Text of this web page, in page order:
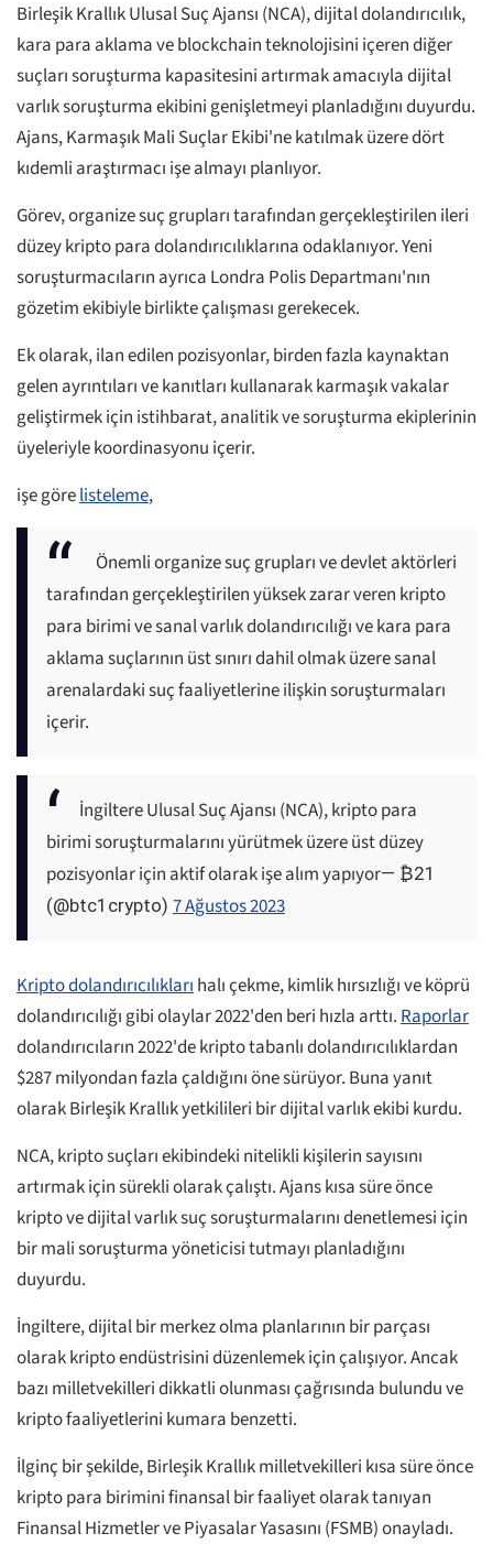
Birleşik Krallık Ulusal Suç Ajansı (NCA), dijital dolandırıcılık,
kara para aklama ve blockchain teknolojisini içeren diğer
suçları soruşturma kapasitesini artırmak amacıyla dijital
varlık soruşturma ekibini genişletmeyi planladığını duyurdu.
Ajans, Karmaşık Mali Suçlar Ekibi'ne katılmak üzere dört
kıdemli araştırmacı işe almayı planlıyor.
Görev, organize suç grupları tarafından gerçekleştirilen ileri
düzey kripto para dolandırıcılıklarına odaklanıyor. Yeni
soruşturmacıların ayrıca Londra Polis Departmanı'nın
gözetim ekibiyle birlikte çalışması gerekecek.
Ek olarak, ilan edilen pozisyonlar, birden fazla kaynaktan
gelen ayrıntıları ve kanıtları kullanarak karmaşık vakalar
geliştirmek için istihbarat, analitik ve soruşturma ekiplerinin
üyeleriyle koordinasyonu içerir.
işe görelisteleme,
Önemli organize suç grupları ve devlet aktörleri
tarafından gerçekleştirilen yüksek zarar veren kripto
para birimi ve sanal varlık dolandırıcılığı ve kara para
aklama suçlarının üst sınırı dahil olmak üzere sanal
arenalardaki suç faaliyetlerine ilişkin soruşturmaları
içerir.
İngiltere Ulusal Suç Ajansı (NCA), kripto para
birimi soruşturmalarını yürütmek üzere üst düzey
pozisyonlar için aktif olarak işe alım yapıyor— ₿21
(@btc1crypto) 7 Ağustos 2023
Kripto dolandırıcılıklarıhalı çekme, kimlik hırsızlığı ve köprü
dolandırıcılığı gibi olaylar 2022'den beri hızla arttı.Raporlar
dolandırıcıların 2022'de kripto tabanlı dolandırıcılıklardan
$287 milyondan fazla çaldığını öne sürüyor. Buna yanıt
olarak Birleşik Krallık yetkilileri bir dijital varlık ekibi kurdu.
NCA, kripto suçları ekibindeki nitelikli kişilerin sayısını
artırmak için sürekli olarak çalıştı. Ajans kısa süre önce
kripto ve dijital varlık suç soruşturmalarını denetlemesi için
bir mali soruşturma yöneticisi tutmayı planladığını
duyurdu.
İngiltere, dijital bir merkez olma planlarının bir parçası
olarak kripto endüstrisini düzenlemek için çalışıyor. Ancak
bazı milletvekilleri dikkatli olunması çağrısında bulundu ve
kripto faaliyetlerini kumara benzetti.
İlginç bir şekilde, Birleşik Krallık milletvekilleri kısa süre önce
kripto para birimini finansal bir faaliyet olarak tanıyan
Finansal Hizmetler ve Piyasalar Yasasını (FSMB) onayladı.